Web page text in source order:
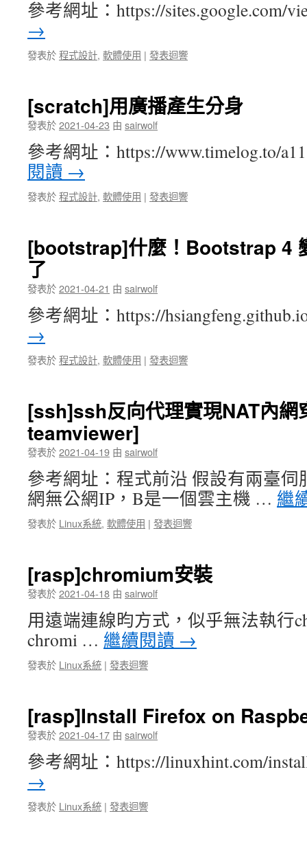
參考網址：https://sites.google.com/
→
發表於程式設計, 軟體使用 | 發表迴響
[scratch]用廣播產生分身
發表於2021-04-23 由 sairwolf
參考網址：https://www.timelog.to/
閱讀 →
發表於程式設計, 軟體使用 | 發表迴響
[bootstrap]什麼！Bootstrap 4
了
發表於2021-04-21 由 sairwolf
參考網址：https://
→
發表於程式設計, 軟體使用 | 發表迴響
[ssh]ssh反向代理實現NAT內網
teamviewer]
發表於2021-04-19 由 sairwolf
參考網址：程式前沿 假設有兩臺
網無公網IP，B是一個雲主機 … 繼
發表於 Linux系統, 軟體使用 | 發表迴響
[rasp]chromium安裝
發表於2021-04-18 由 sairwolf
用遠端連線昀方式，似乎無法執行
chromi … 繼續閱讀 →
發表於 Linux系統 | 發表迴響
[rasp]Install Firefox on
發表於2021-04-17 由 sairwolf
參考網址：https://linuxhint.com/
→
發表於 Linux系統 | 發表迴響